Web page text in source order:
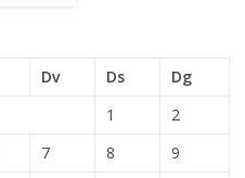
Dv Ds
Dg
1
2
7 8
9